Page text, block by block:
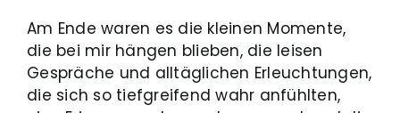
Am Ende waren es die kleinen Momente,
die bei mir hängen blieben, die leisen
Gespräche und alltäglichen Erleuchtungen,
die sich so tiefgreifend wahr anfühlten,